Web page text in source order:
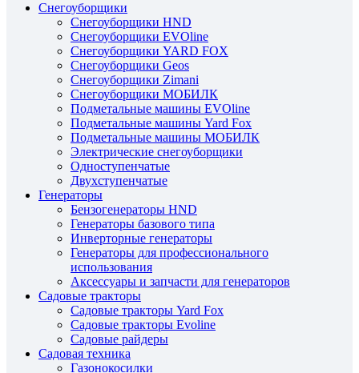
Снегоуборщики
Снегоуборщики HND
Снегоуборщики EVOline
Снегоуборщики YARD FOX
Снегоуборщики Geos
Снегоуборщики Zimani
Снегоуборщики МОБИЛК
Подметальные машины EVOline
Подметальные машины Yard Fox
Подметальные машины МОБИЛК
Электрические снегоуборщики
Одноступенчатые
Двухступенчатые
Генераторы
Бензогенераторы HND
Генераторы базового типа
Инверторные генераторы
Генераторы для профессионального
использования
Аксессуары и запчасти для генераторов
Садовые тракторы
Садовые тракторы Yard Fox
Садовые тракторы Evoline
Садовые райдеры
Садовая техника
Газонокосилки